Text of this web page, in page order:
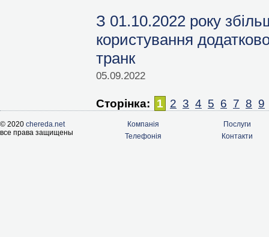
З 01.10.2022 року
користування
транк
05.09.2022
Сторiнка: 1 2 3 4 5 6 7 8 9
© 2020 chereda.net
все права защищены
Компанія
Послуги
Телефонія
Контакти